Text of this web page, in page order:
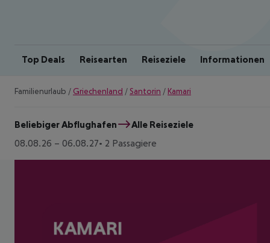
Top Deals Reisearten Reiseziele Informationen
Familienurlaub / Griechenland / Santorin / Kamari
Beliebiger Abflughafen
Alle Reiseziele
08.08.26 – 06.08.27 2 Passagiere
KAMARI